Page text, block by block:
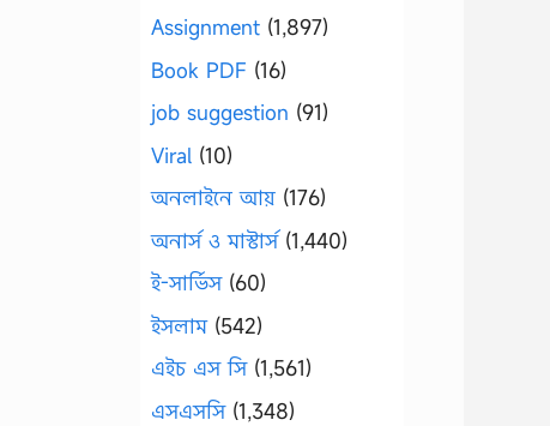
Assignment (1,897)
Book PDF (16)
job suggestion (91)
Viral (10)
অনলাইনে আয় (176)
অনার্স ও মাস্টার্স(1,440)
ই-সার্ভিস(60)
ইসলাম(542)
এইচ এস সি(1,561)
এসএসসি(1,348)